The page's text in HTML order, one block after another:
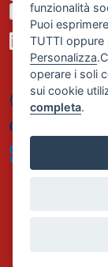
funzionalità
Puoi
TUTTI oppure
Personalizza
operare i soli
sui cookie
completa.
Cookie Policy